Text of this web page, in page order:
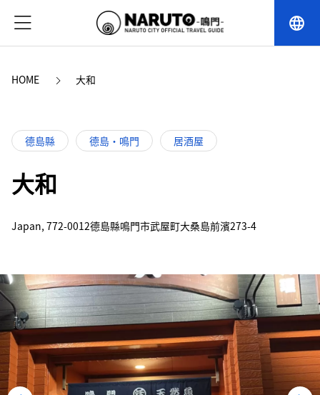
language
HOME 大和
德島縣 德島・鳴門 居酒屋
大和
Japan, 772-0012德島縣鳴門市武屋町大桑島前濱273-4